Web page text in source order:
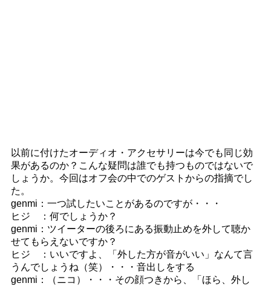
以前に付けたオーディオ・アクセサリーは今でも同じ効
果があるのか？こんな疑問は誰でも持つものではないで
しょうか。今回はオフ会の中でのゲストからの指摘でし
た。
genmi：一つ試したいことがあるのですが・・・
ヒジ ：何でしょうか？
genmi：ツイーターの後ろにある振動止めを外して聴か
せてもらえないですか？
ヒジ ：いいですよ、「外した方が音がいい」なんて言
うんでしょうね（笑）・・・音出しをする
genmi：（ニコ）・・・その顔つきから、「ほら、外し